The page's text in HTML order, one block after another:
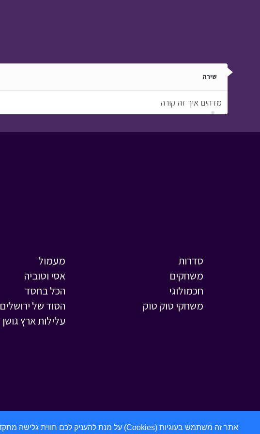
אתר זה משתמש בעוגיות (Cookies) על מנת להעניק לכם חווית גלישה מתקדמת
שירה
מדהים איך זה קורה
סדרות
משחקים
חכמולוגי
משחקי טוק טוק
מעמול
אסי וטוביה
הכל בחסד
הסוד של ירושלים
עלילות ארץ גושן